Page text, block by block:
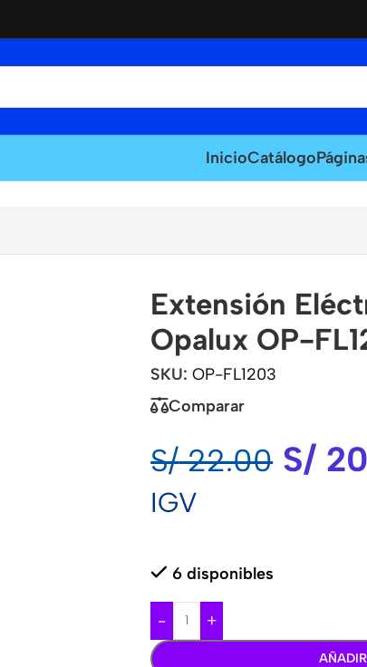
InicioCatálogo
Extensión
Opalux OP-
SKU:OP-FL1203
Comparar
S/22.00 S/
IGV
6 disponibles
- +